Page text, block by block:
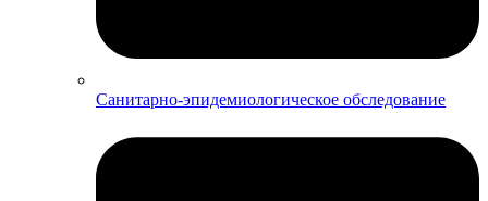
Санитарно-эпидемиологическое обследование